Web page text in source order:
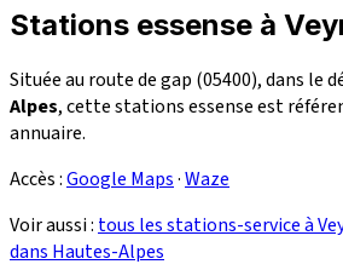
Stations essense à
Située au route de gap (05400), dans le
Alpes, cette stations essense est
annuaire.
Accès :Google Maps·Waze
Voir aussi : tous les stations-service à
dans Hautes-Alpes